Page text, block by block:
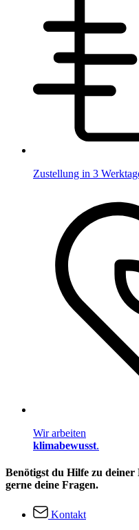
Zustellung in 3
Wir arbeiten
klimabewusst.
Benötigst du Hilfe zu
gerne deine Fragen.
Kontakt